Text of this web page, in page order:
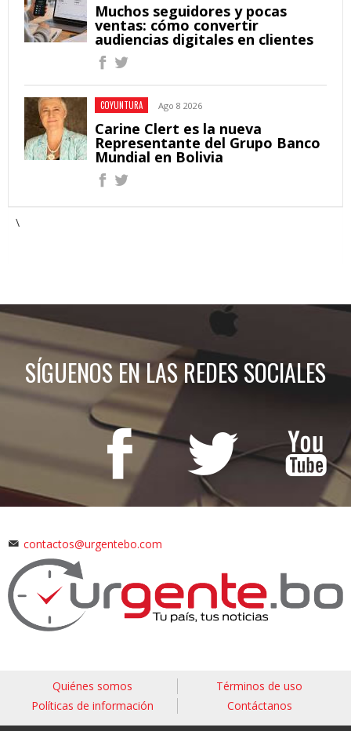
Muchos seguidores y pocas
ventas: cómo convertir
audiencias digitales en clientes
COYUNTURA Ago 8 2026
Carine Clert es la nueva
Representante del Grupo Banco
Mundial en Bolivia
\
SÍGUENOS EN LAS REDES SOCIALES
contactos@urgentebo.com
Quiénes somos
Términos de uso
Políticas de información
Contáctanos